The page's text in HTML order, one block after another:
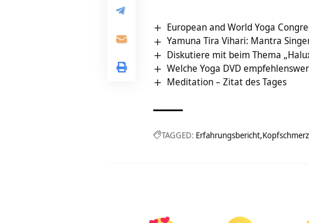
European and World Yoga
Yamuna Tira Vihari: Mantra
Diskutiere mit beim Thema
Welche Yoga DVD
Meditation – Zitat des Tages
TAGGED: Erfahrungsbericht